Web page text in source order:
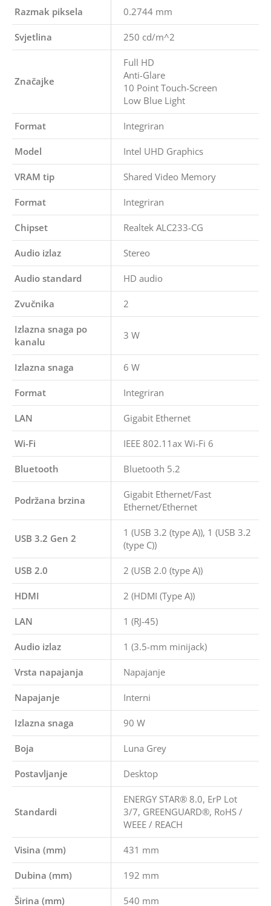
Razmak piksela 0.2744 mm
Svjetlina 250 cd/m^2
Značajke
Full HD
Anti-Glare
10 Point Touch-Screen
Low Blue Light
Format Integriran
Model Intel UHD Graphics
VRAM tip Shared Video Memory
Format Integriran
Chipset Realtek ALC233-CG
Audio izlaz Stereo
Audio standard HD audio
Zvučnika 2
Izlazna snaga po
kanalu
3 W
Izlazna snaga 6 W
Format Integriran
LAN Gigabit Ethernet
Wi-Fi IEEE 802.11ax Wi-Fi 6
Bluetooth Bluetooth 5.2
Podržana brzina
Gigabit Ethernet/Fast
Ethernet/Ethernet
USB 3.2 Gen 2
1 (USB 3.2 (type A)), 1 (USB 3.2
(type C))
USB 2.0 2 (USB 2.0 (type A))
HDMI 2 (HDMI (Type A))
LAN 1 (RJ-45)
Audio izlaz 1 (3.5-mm minijack)
Vrsta napajanja Napajanje
Napajanje Interni
Izlazna snaga 90 W
Boja Luna Grey
Postavljanje Desktop
Standardi
ENERGY STAR® 8.0, ErP Lot
3/7, GREENGUARD®, RoHS /
WEEE / REACH
Visina (mm) 431 mm
Dubina (mm) 192 mm
Širina (mm) 540 mm